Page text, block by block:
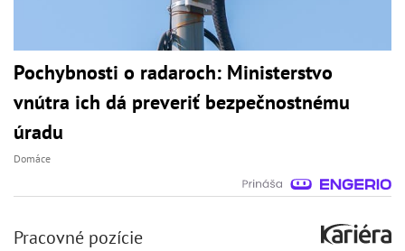
Pochybnosti o radaroch: Ministerstvo
vnútra ich dá preveriť bezpečnostnému
úradu
Domáce
Pracovné pozície